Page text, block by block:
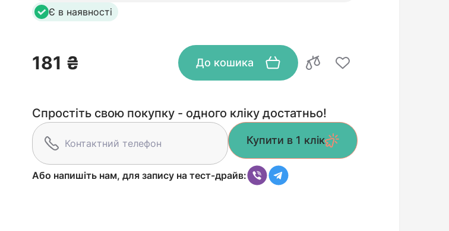
Є в наявності
181 ₴ До кошика
Спростіть свою покупку - одного кліку достатньо!
Купити в 1 клік
Або напишіть нам, для запису на тест-драйв: